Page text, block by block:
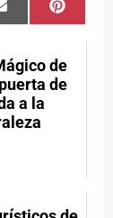
en
de
de
a la